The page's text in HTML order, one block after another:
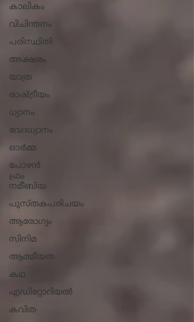
കാലികം
വിചിന്തനം
പരിസ്ഥിതി
അക്ഷരം
യാത്ര
രാഷ്ട്രീയം
ധ്യാനം
വേദധ്യാനം
ഓർമ്മ
പോഴൻ
ഫ്രം
നമീബിയ
പുസ്തകപരിചയം
ആരോ​ഗ്യം
സിനിമ
ആത്മീയത
കഥ
എഡിറ്റോറിയൽ
കവിത